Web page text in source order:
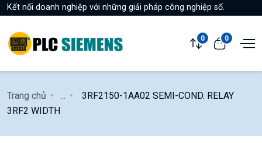
Kết nối doanh nghiệp với những giải pháp công nghiệp số.
0 0
Trang chủ
3RF2150-1AA02 SEMI-COND. RELAY
3RF2 WIDTH